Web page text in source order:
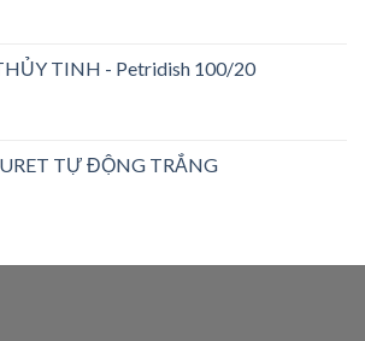
TINH - Petridish 100/20
TỰ ĐỘNG TRẮNG